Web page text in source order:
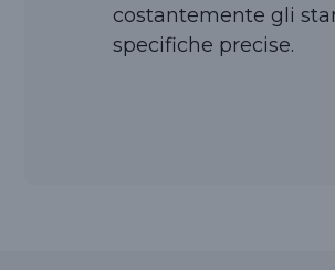
costantemente gli
specifiche precise.